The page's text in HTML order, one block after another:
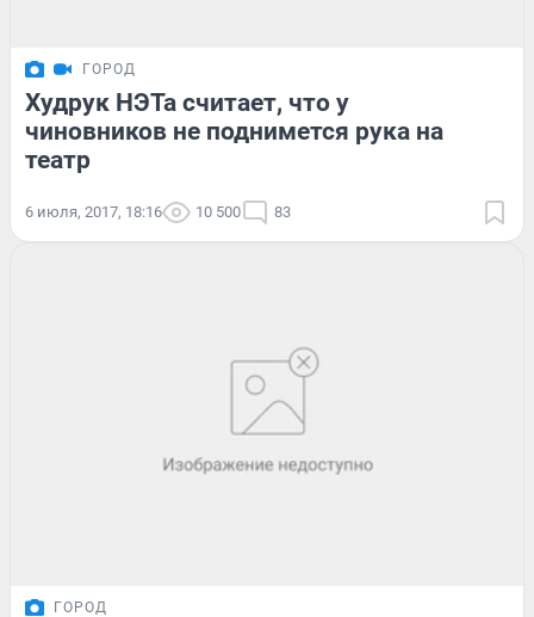
ГОРОД
Худрук НЭТа считает, что у
чиновников не поднимется рука на
театр
6 июля, 2017, 18:16 10 500 83
ГОРОД